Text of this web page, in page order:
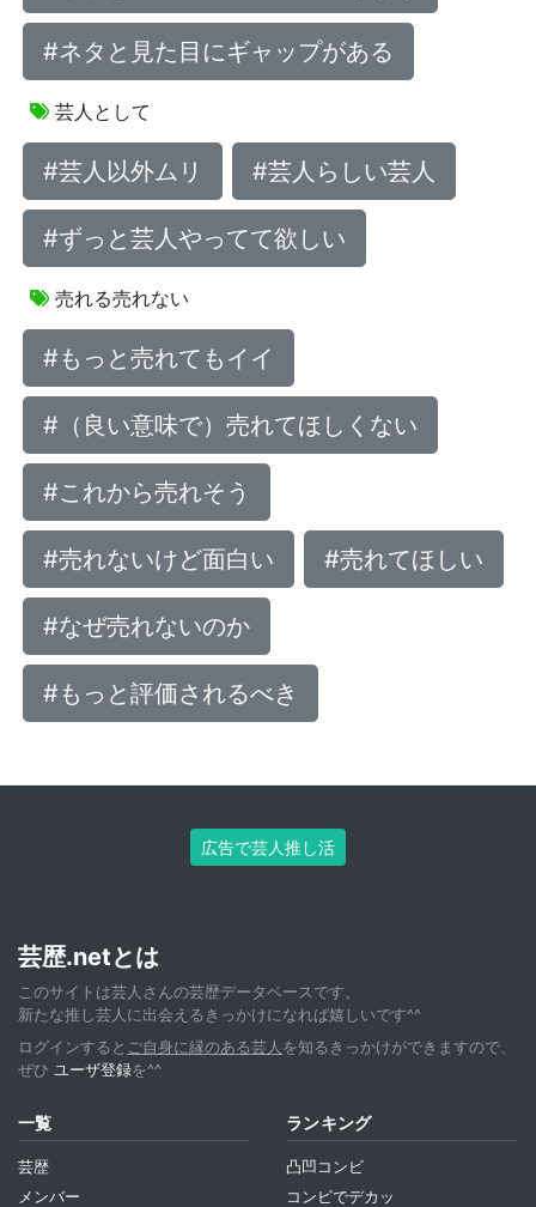
#ネタと見た目にギャップがある
芸人として
#芸人以外ムリ #芸人らしい芸人
#ずっと芸人やってて欲しい
売れる売れない
#もっと売れてもイイ
#（良い意味で）売れてほしくない
#これから売れそう
#売れないけど面白い #売れてほしい
#なぜ売れないのか
#もっと評価されるべき
広告で芸人推し活
芸歴.netとは
このサイトは芸人さんの芸歴データベースです。
新たな推し芸人に出会えるきっかけになれば嬉しいです^^
ログインすると ご自身に縁のある芸人 を知るきっかけができますので、
ぜひ ユーザ登録を^^
一覧
芸歴
メンバー
ランキング
凸凹コンビ
コンビでデカッ